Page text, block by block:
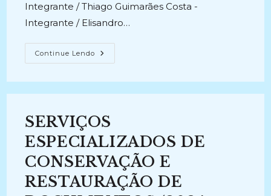
Integrante / Thiago Guimarães Costa -
Integrante / Elisandro…
Continue Lendo RESTAURAÇÃO
DE
DE
DA
BIBLIOTECA
PÚBLICA
DE
CAMAQUÃ
(2024-
SERVIÇOS
ESPECIALIZADOS DE
CONSERVAÇÃO E
RESTAURAÇÃO DE